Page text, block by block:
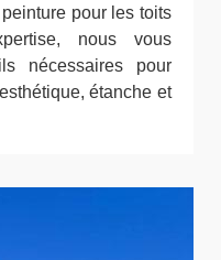
pour les toits
nous vous
nécessaires pour
étanche et